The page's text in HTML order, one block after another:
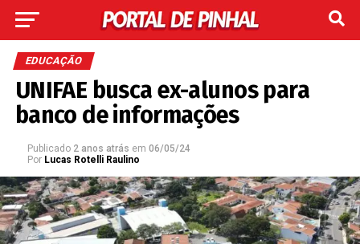
EDUCAÇÃO
UNIFAE busca ex-alunos para
banco de informações
Publicado 2 anos atrás em 06/05/24
Por Lucas Rotelli Raulino